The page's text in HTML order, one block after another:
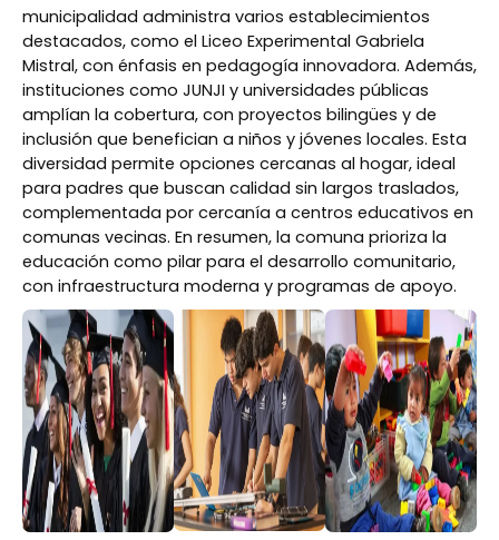
municipalidad administra varios establecimientos
destacados, como el Liceo Experimental Gabriela
Mistral, con énfasis en pedagogía innovadora. Además,
instituciones como JUNJI y universidades públicas
amplían la cobertura, con proyectos bilingües y de
inclusión que benefician a niños y jóvenes locales. Esta
diversidad permite opciones cercanas al hogar, ideal
para padres que buscan calidad sin largos traslados,
complementada por cercanía a centros educativos en
comunas vecinas. En resumen, la comuna prioriza la
educación como pilar para el desarrollo comunitario,
con infraestructura moderna y programas de apoyo.